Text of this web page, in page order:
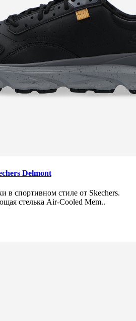
Delmont
в спортивном стиле от Skechers.
стелька Air-Cooled Mem..